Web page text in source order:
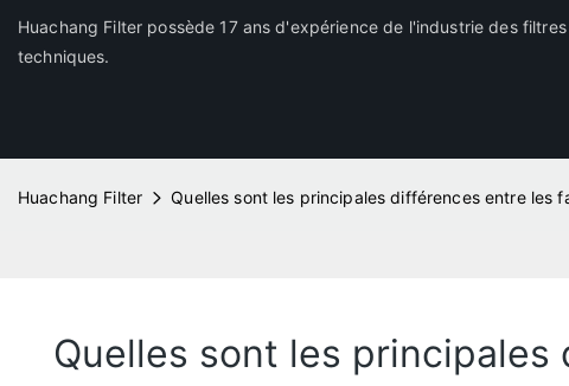
Huachang Filter possède 17 ans d'expérience de l'industrie des
techniques.
Huachang Filter Quelles sont les principales différences entre les
Quelles sont les